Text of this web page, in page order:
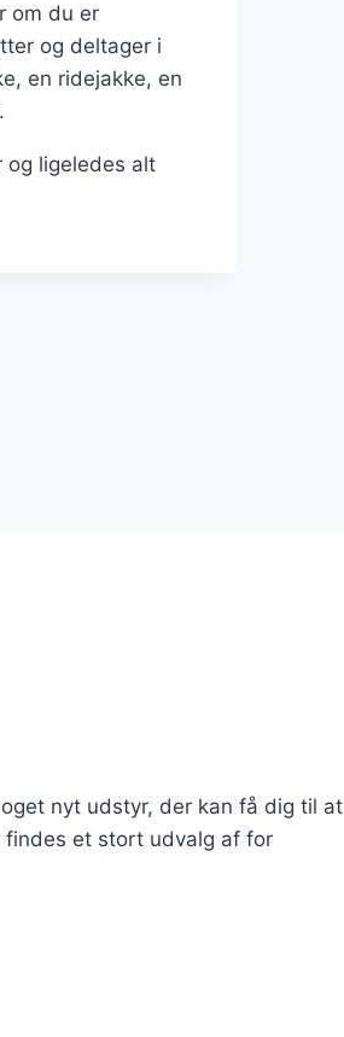
om du er
og deltager i
en ridejakke, en
ligeledes alt
nyt udstyr, der kan få dig til at
findes et stort udvalg af for